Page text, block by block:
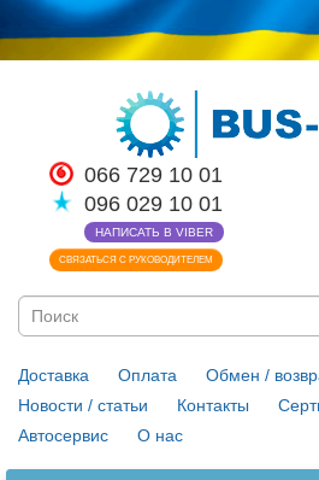
066 729 10 01
096 029 10 01
НАПИСАТЬ В VIBER
СВЯЗАТЬСЯ С РУКОВОДИТЕЛЕМ
Доставка Оплата Обмен /
Новости / статьи
Контакты
Автосервис
О нас